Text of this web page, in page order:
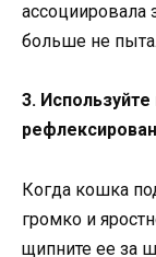
больше не
3.
Когда кошка
громко и
щипните ее за